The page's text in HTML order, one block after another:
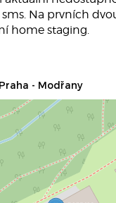
Na prvních
home staging.
- Modřany